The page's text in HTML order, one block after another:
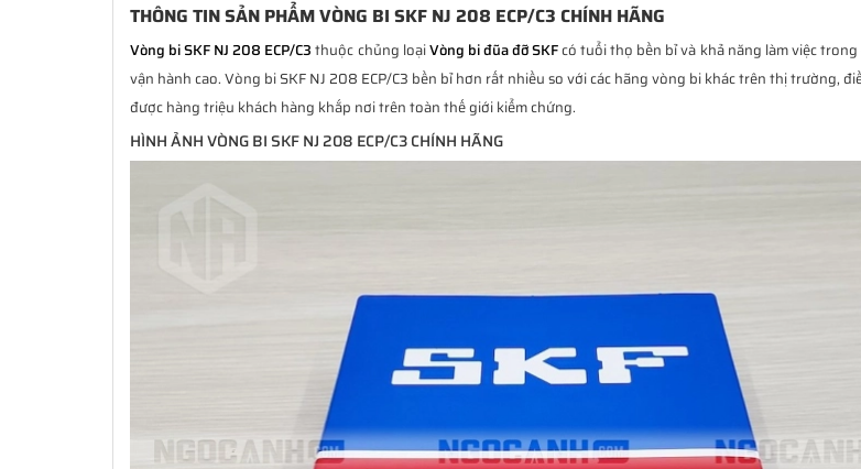
THÔNG TIN SẢN PHẨM VÒNG BI SKF NJ 208 ECP/C3 CHÍNH HÃNG
Vòng bi SKF NJ 208 ECP/C3thuộc chủng loạiVòng bi đũa đỡ SKFcó tuổi thọ bền bỉ và khả năng làm việc trong
vận hành cao. Vòng bi SKF NJ 208 ECP/C3 bền bỉ hơn rất nhiều so với các hãng vòng bi khác trên thị trường,
được hàng triệu khách hàng khắp nơi trên toàn thế giới kiểm chứng.
HÌNH ẢNH VÒNG BI SKF NJ 208 ECP/C3 CHÍNH HÃNG